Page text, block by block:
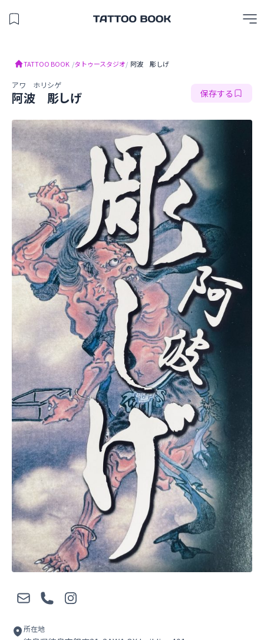
保存したスタジオを見る
TATTOO BOOK /タトゥースタジオ/ 阿波 彫しげ
アワ ホリシゲ
阿波 彫しげ 保存する
メール 電話 Instagram
所在地